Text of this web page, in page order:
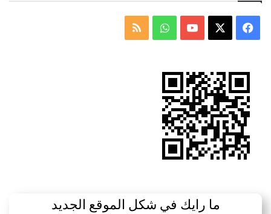
فيسبوك ‫YouTubeواتسابملخص
ما رايك في شكل الموقع الجديد